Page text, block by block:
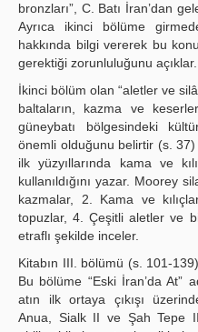
bronzları”, C. Batı İran’dan
Ayrıca ikinci bölüme
hakkında bilgi vererek bu
gerektiği zorunluluğunu açıklar.
İkinci bölüm olan “aletler ve
baltaların, kazma ve
güneybatı bölgesindeki
önemli olduğunu belirtir (s.
ilk yüzyıllarında kama ve
kullanıldığını yazar. Moorey
kazmalar, 2. Kama ve
topuzlar, 4. Çeşitli aletler ve
etraflı şekilde inceler.
Kitabın III. bölümü (s. 101-139)
Bu bölüme “Eski İran’da At”
atın ilk ortaya çıkışı
Anua, Sialk II ve Şah Tepe